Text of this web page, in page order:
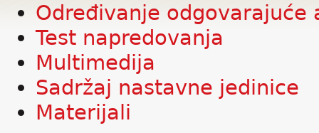
Određivanje
Test napredovanja
Multimedija
Sadržaj nastavne jedinice
Materijali